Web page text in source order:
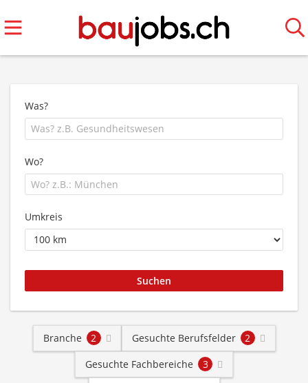
Was?
Wo?
Umkreis
Branche 2 Gesuchte Berufsfelder
2
Gesuchte Fachbereiche
3